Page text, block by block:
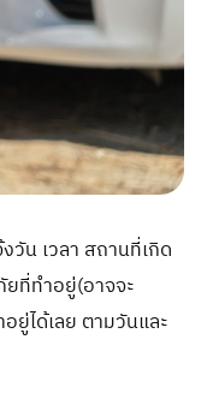
น เวลา สถานที่เกิด
ยที่ทำอยู่(อาจจะ
ได้เลย ตามวันและ